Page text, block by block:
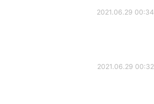
2021.06.29 00:34
2021.06.29 00:32